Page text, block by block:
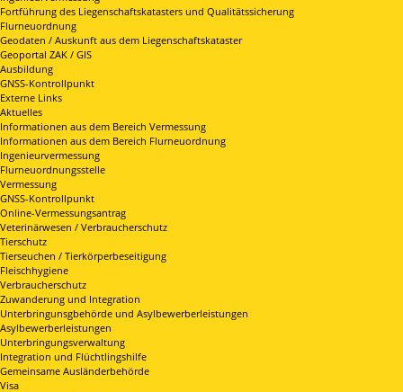
Fortführung des Liegenschaftskatasters und Qualitätssicherung
Flurneuordnung
Geodaten / Auskunft aus dem Liegenschaftskataster
Geoportal ZAK / GIS
Ausbildung
GNSS-Kontrollpunkt
Externe Links
Aktuelles
Informationen aus dem Bereich Vermessung
Informationen aus dem Bereich Flurneuordnung
Ingenieurvermessung
Flurneuordnungsstelle
Vermessung
GNSS-Kontrollpunkt
Online-Vermessungsantrag
Veterinärwesen / Verbraucherschutz
Tierschutz
Tierseuchen / Tierkörperbeseitigung
Fleischhygiene
Verbraucherschutz
Zuwanderung und Integration
Unterbringunsgbehörde und Asylbewerberleistungen
Asylbewerberleistungen
Unterbringungsverwaltung
Integration und Flüchtlingshilfe
Gemeinsame Ausländerbehörde
Visa